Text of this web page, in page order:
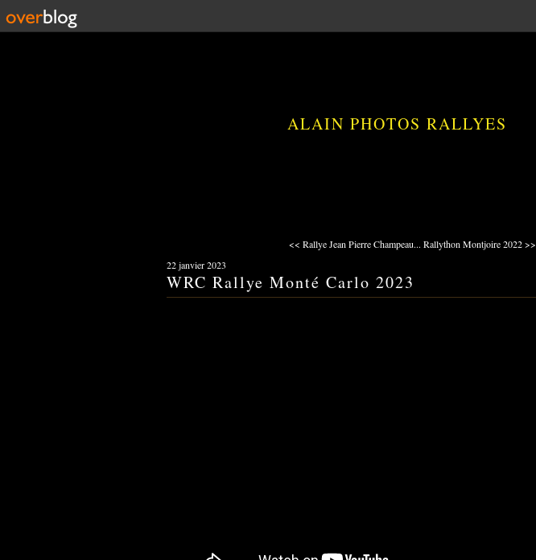
ALAIN PHOTOS RALLYES
<< Rallye Jean Pierre Champeau... Rallython Montjoire 2022 >>
22 janvier 2023
WRC Rallye Monté Carlo 2023